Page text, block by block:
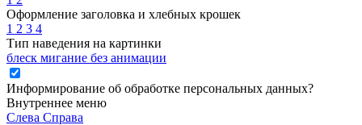
Оформление заголовка и хлебных крошек
1 2 3 4
Тип наведения на картинки
блеск мигание без анимации
Информирование об обработке персональных данных?
Внутреннее меню
Слева Справа